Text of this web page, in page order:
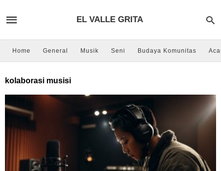
EL VALLE GRITA
Home General Musik Seni Budaya Komunitas
kolaborasi musisi